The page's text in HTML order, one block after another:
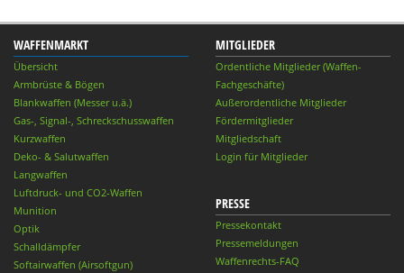
WAFFENMARKT
Übersicht
Armbrüste & Bögen
Blankwaffen (Messer u.ä.)
Gas-, Signal-, Schreckschusswaffen
Kurzwaffen
Deko- & Salutwaffen
Langwaffen
Luftdruck- und CO2-Waffen
Munition
Optik
Schalldämpfer
Softairwaffen (Airsoftgun)
MITGLIEDER
Ordentliche Mitglieder (Waffen-
Fachgeschäfte)
Außerordentliche Mitglieder
Fördermitglieder
Mitgliedschaft
Login für Mitglieder
PRESSE
Pressekontakt
Pressemeldungen
Waffenrechts-FAQ